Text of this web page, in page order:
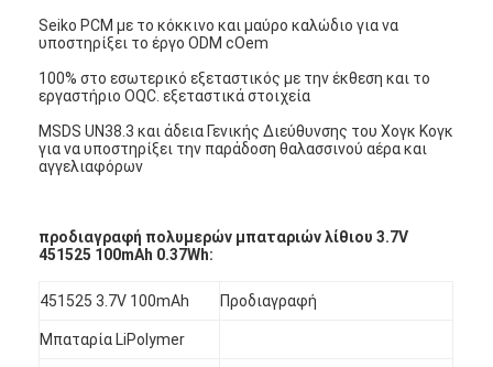
Seiko PCM με το κόκκινο και μαύρο καλώδιο για να
υποστηρίξει το έργο ODM cOem
100% στο εσωτερικό εξεταστικός με την έκθεση και το
εργαστήριο OQC. εξεταστικά στοιχεία
MSDS UN38.3 και άδεια Γενικής Διεύθυνσης του Χογκ Κογκ
για να υποστηρίξει την παράδοση θαλασσινού αέρα και
αγγελιαφόρων
προδιαγραφή πολυμερών μπαταριών λίθιου 3.7V
451525 100mAh 0.37Wh:
451525 3.7V 100mAh Προδιαγραφή
Μπαταρία LiPolymer